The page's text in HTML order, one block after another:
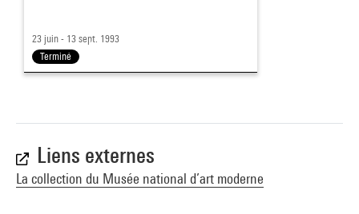
23 juin - 13 sept. 1993
Terminé
Liens externes
La collection du Musée national d’art moderne